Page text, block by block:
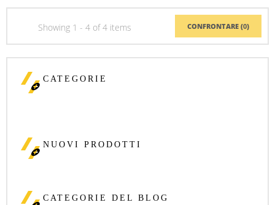
Showing 1 - 4 of 4 items CONFRONTARE (0)
CATEGORIE
NUOVI PRODOTTI
CATEGORIE DEL BLOG